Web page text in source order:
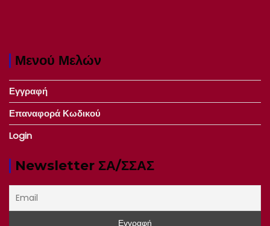
Μενού Μελών
Εγγραφή
Επαναφορά Κωδικού
Login
Newsletter ΣΑ/ΣΣΑΣ